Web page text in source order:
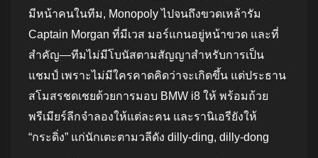
มีหน้าคนในทีม, Monopoly ไปจนถึงขวดเหล้ารัม
Captain Morgan ที่มีเวส มอร์แกนอยู่หน้าขวด และที่
สำคัญ—ทีมไม่มีโบนัสตามสัญญาสำหรับการเป็น
แชมป์ เพราะไม่มีใครคาดคิดว่าจะเกิดขึ้น แต่ประธาน
สโมสรชดเชยด้วยการมอบ BMW i8 ให้ พร้อมถ้วย
พรีเมียร์ลีกจำลองให้แต่ละคน และรานิเอรียังให้
“กระดิ่ง” แก่นักเตะตามวลีดัง dilly-ding, dilly-dong